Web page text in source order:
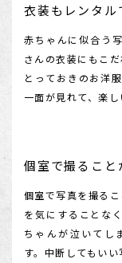
衣装もレンタル
赤ちゃんに似合う
さんの衣装にもこ
とっておきのお洋
一面が見れて、楽し
個室で撮るこ
個室で写真を撮る
を気にすることな
ちゃんが泣いてし
す。中断してもい